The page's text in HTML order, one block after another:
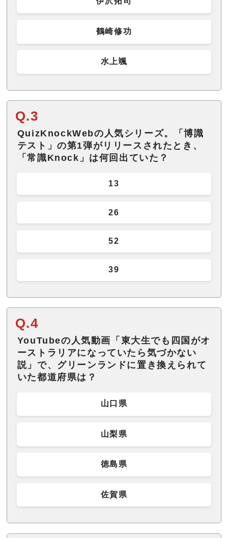
鶴崎修功
水上颯
Q.3
QuizKnockWebの人気シリーズ。「博識
テスト」の第1弾がリリースされたとき、
「常識Knock」は何回出ていた？
13
26
52
39
Q.4
YouTubeの人気動画「東大生でも四国がオ
ーストラリアになっていたら気づかない
説」で、グリーンランドに置き換えられて
いた都道府県は？
山口県
山梨県
徳島県
佐賀県